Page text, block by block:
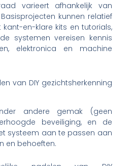
varieert afhankelijk van
kunnen relatief
en-klare kits en tutorials,
systemen vereisen kennis
elektronica en machine
van DIY gezichtsherkenning
andere gemak (geen
beveiliging, en de
systeem aan te passen aan
en behoeften.